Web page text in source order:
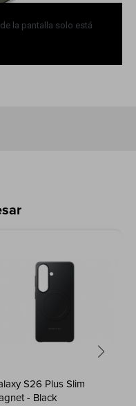
la pantalla solo está
S26 Plus Slim
- Black